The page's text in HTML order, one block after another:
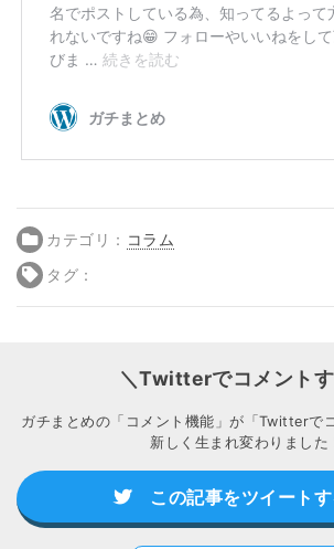
カテゴリ： コラム
タグ：
＼Twitterでコメント
ガチまとめの「コメント機能」が「Twitterで
新しく生まれ変わりました
この記事をツイート